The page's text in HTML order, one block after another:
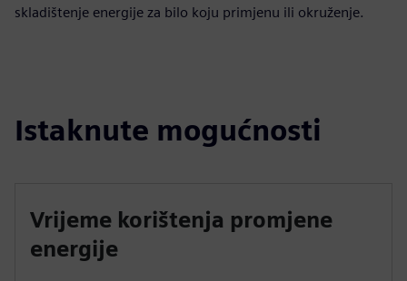
skladištenje energije za bilo koju primjenu ili okruženje.
Istaknute mogućnosti
Vrijeme korištenja promjene
energije